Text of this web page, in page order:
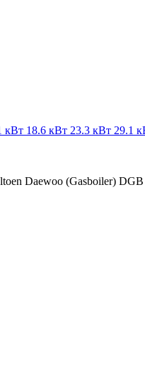
кВт 18.6 кВт 23.3 кВт 29.1
Daewoo (Gasboiler)